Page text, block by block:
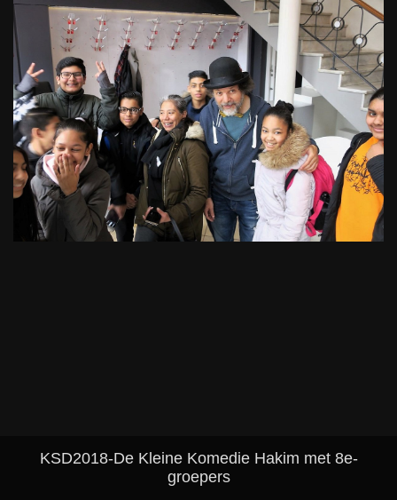
KSD2018-De Kleine Komedie Hakim met 8e-
groepers